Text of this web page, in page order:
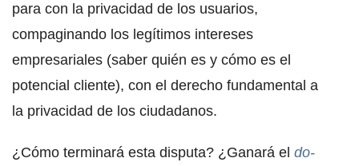
para con la privacidad de los usuarios,
compaginando los legítimos intereses
empresariales (saber quién es y cómo es el
potencial cliente), con el derecho fundamental a
la privacidad de los ciudadanos.
¿Cómo terminará esta disputa? ¿Ganará el do-